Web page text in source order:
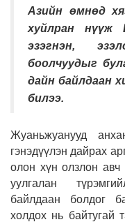
Азийн өмнөд
хуйлран
эзэгнэн,
боолчуудыг
дайн байлдаан
билээ.
Жуаньжуанууд
гэнэдүүлэн дайрах
олон хүн олзлон авч
уулгалан
байлдаан болдог
холдох нь байтугай